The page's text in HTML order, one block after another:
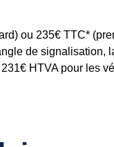
ou 235€ TTC*
de
HTVA pour les